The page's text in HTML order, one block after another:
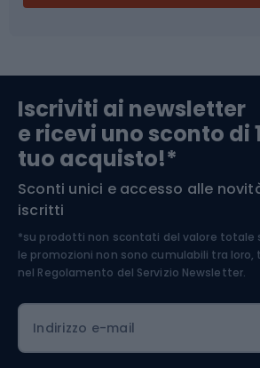
Abbigliamento da
Componenti per biciclette
Arrampicata
Medicina dello sport
Abbigliamento ciclistico
Iscriviti ai newsletter
e ricevi uno sconto di
tuo acquisto!*
Sconti unici e accesso alle
iscritti
*su prodotti non scontati del valore totale
le promozioni non sono cumulabili tra
nel Regolamento del Servizio Newsletter.
Indirizzo e-mail